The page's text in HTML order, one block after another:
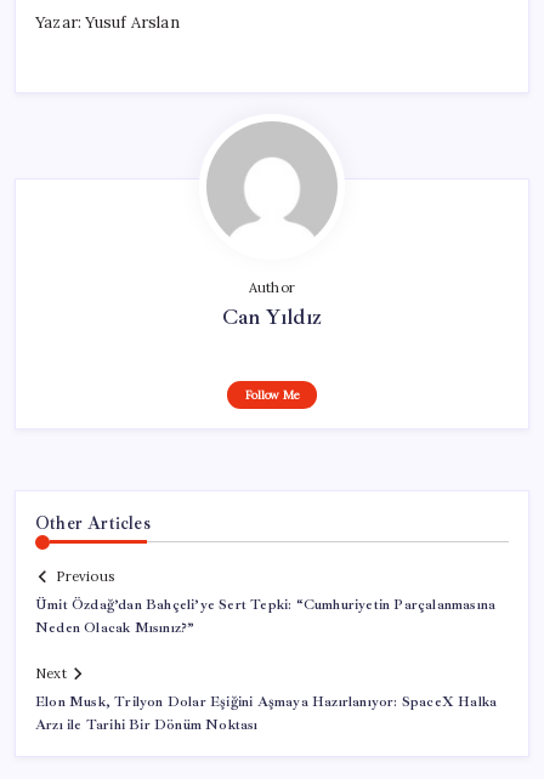
Yazar: Yusuf Arslan
Author
Can Yıldız
Follow Me
Other Articles
Previous
Ümit Özdağ’dan Bahçeli’ye Sert Tepki: “Cumhuriyetin Parçalanmasına
Neden Olacak Mısınız?”
Next
Elon Musk, Trilyon Dolar Eşiğini Aşmaya Hazırlanıyor: SpaceX Halka
Arzı ile Tarihi Bir Dönüm Noktası